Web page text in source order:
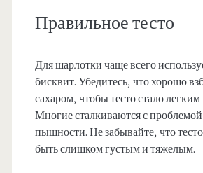
Правильное тесто
Для шарлотки чаще всего
бисквит. Убедитесь, что хорошо
сахаром, чтобы тесто стало
Многие сталкиваются с
пышности. Не забывайте, что
быть слишком густым и тяжелым.